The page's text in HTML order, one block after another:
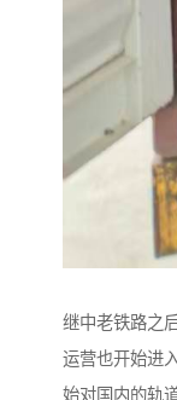
继中老铁路之
运营也开始进
始对国内的轨